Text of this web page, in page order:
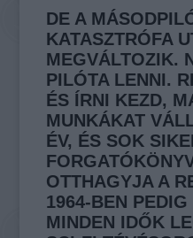
DE A
KATASZTRÓFA
MEGVÁLTOZIK.
PILÓTA LENNI.
ÉS ÍRNI KEZD,
MUNKÁKAT
ÉV, ÉS SOK
OTTHAGYJA A
1964-BEN
MINDEN IDŐK